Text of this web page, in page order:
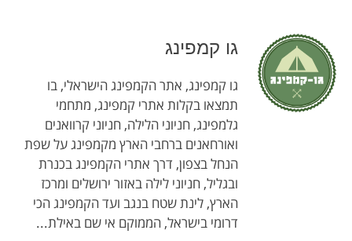
גו קמפינג
גו קמפינג, אתר הקמפינג הישראלי, בו
תמצאו בקלות אתרי קמפינג, מתחמי
גלמפינג, חניוני הלילה, חניוני קרוואנים
ואורחאנים ברחבי הארץ מקמפינג על שפת
הנחל בצפון, דרך אתרי הקמפינג בכנרת
ובגליל, חניוני לילה באזור ירושלים ומרכז
הארץ, לינת שטח בנגב ועד הקמפינג הכי
דרומי בישראל, הממוקם אי שם באילת...